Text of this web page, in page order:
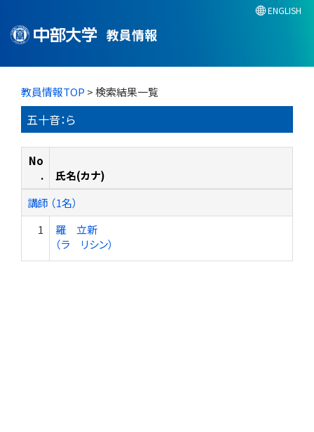
教員情報
ENGLISH
教員情報TOP > 検索結果一覧
五十音：ら
No
.
氏名(カナ)
講師 （1名）
1
羅 立新
（ラ リシン）